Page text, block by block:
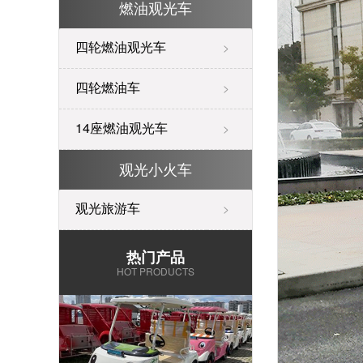
燃油观光车
四轮燃油观光车 >
四轮燃油车 >
14座燃油观光车 >
观光小火车
观光旅游车 >
热门产品
HOT PRODUCTS